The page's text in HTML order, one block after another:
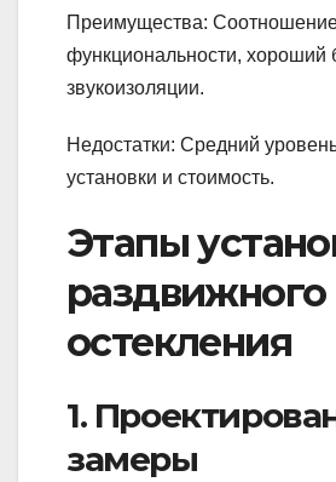
Преимущества: Соотношение
функциональности, хороший
звукоизоляции.
Недостатки: Средний
установки и стоимость.
Этапы
раздвижного
остекления
1.
замеры